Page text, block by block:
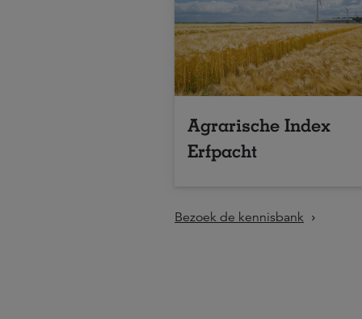
Agrarische Index
Erfpacht
Bezoek de kennisbank